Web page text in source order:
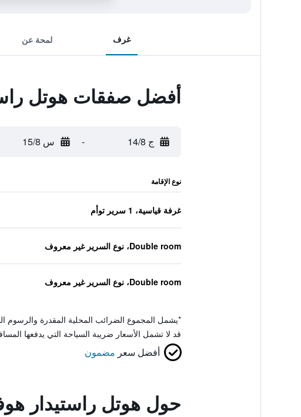
غرف لمحة عن
أفضل صفقات هوتل
ج 14/8 - س 15/8
نوع الإقامة
غرفة قياسية، 1 سرير توأم
Double room، نوع السرير غير معروف
Double room، نوع السرير غير معروف
*يشمل المجموع الضرائب المحلية المقدرة والرسوم
قد لا تشمل الأسعار ضريبة السياحة التي يدفعها
أفضل سعر مضمون
حول هوتل راستيدار